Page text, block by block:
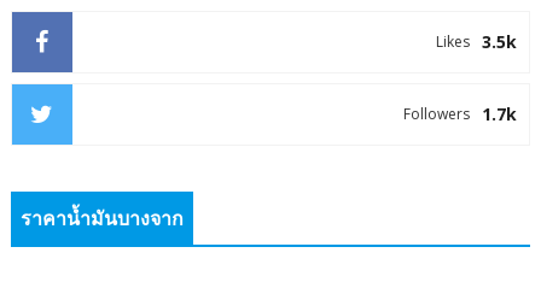
3.5k
Likes
1.7k
Followers
ราคาน้ำมันบางจาก